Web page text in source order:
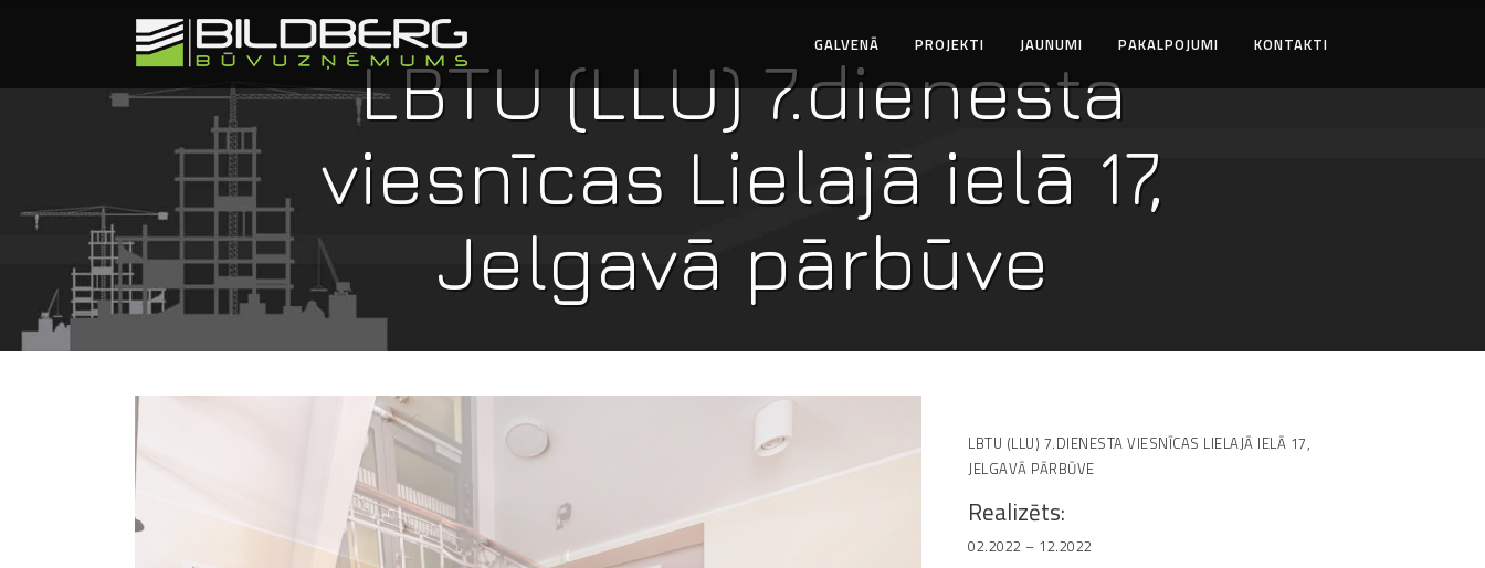
GALVENĀ PROJEKTI JAUNUMI PAKALPOJUMI KONTAKTI
LBTU (LLU) 7.dienesta
viesnīcas Lielajā ielā 17,
Jelgavā pārbūve
LBTU (LLU) 7.DIENESTA VIESNĪCAS LIELAJĀ IELĀ 17,
JELGAVĀ PĀRBŪVE
Realizēts:
02.2022 – 12.2022